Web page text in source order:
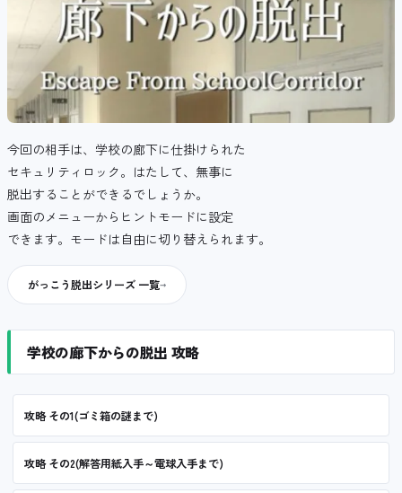
今回の相手は、学校の廊下に仕掛けられた
セキュリティロック。はたして、無事に
脱出することができるでしょうか。
画面のメニューからヒントモードに設定
できます。モードは自由に切り替えられます。
がっこう脱出シリーズ 一覧
学校の廊下からの脱出 攻略
攻略 その1(ゴミ箱の謎まで)
攻略 その2(解答用紙入手～電球入手まで)